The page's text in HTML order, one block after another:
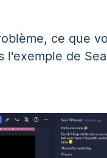
ce que
l'exemple de